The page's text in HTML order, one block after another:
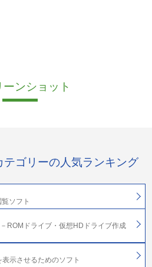
ーンショット
テゴリーの人気ランキング
ソフト
ROMドライブ・仮想HDドライブ作成
示させるためのソフト